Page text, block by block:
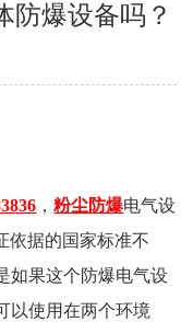
防爆设备吗？
，粉尘防爆电气设
依据的国家标准不
如果这个防爆电气设
以使用在两个环境